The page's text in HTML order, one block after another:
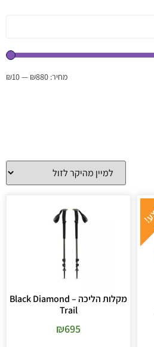
מחיר: ₪10— ₪880
מקלות הליכה Black Diamond –
Trail
₪695